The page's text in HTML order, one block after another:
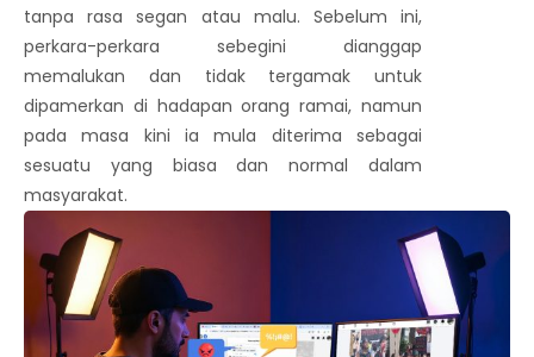
tanpa rasa segan atau malu. Sebelum ini,
perkara-perkara sebegini dianggap
memalukan dan tidak tergamak untuk
dipamerkan di hadapan orang ramai, namun
pada masa kini ia mula diterima sebagai
sesuatu yang biasa dan normal dalam
masyarakat.